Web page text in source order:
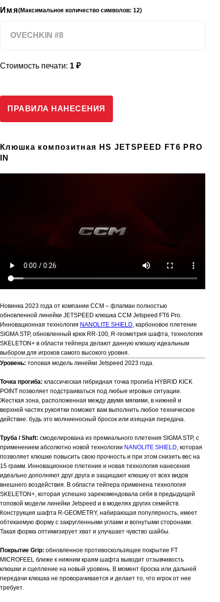
Имя(Максимальное количество символов: 12)
Стоимость печати: 1 ₽
ПРАВИЛА НАНЕСЕНИЯ
Клюшка композитная HS JETSPEED FT6 PRO
IN
Новинка 2023 года от компании CCM – флагман полностью
обновленной линейки JETSPEED клюшка CCM Jetspeed FT6 Pro.
Инновационная технология NANOLITE SHIELD, карбоновое плетение
SIGMA STP, обновленный крюк RR-100, R-геометрия шафта, технология
SKELETON+ в области тейпера делают данную клюшку идеальным
выбором для игроков самого высокого уровня.
Уровень: топовая модель линейки Jetspeed 2023 года.
Точка прогиба: классическая гибридная точка прогиба HYBRID KICK
POINT позволяет подстраиваться под любые игровые ситуации.
Жесткая зона, расположенная между двумя мягкими, в нижней и
верхней частях рукоятки поможет вам выполнить любое техническое
действие: будь это молниеносный бросок или изящная передача.
Труба / Shaft: смоделирована из премиального плетения SIGMA STP, с
применением абсолютно новой технологии NANOLITE SHIELD, которая
позволяет клюшке повысить свою прочность и при этом снизить вес на
15 грамм. Инновационное плетение и новая технология нанесения
идеально дополняют друг друга и защищают клюшку от всех видов
внешнего воздействия. В области тейпера применена технология
SKELETON+, которая успешно зарекомендовала себя в предыдущей
топовой модели линейки Jetspeed и в моделях других семейств.
Конструкция шафта R-GEOMETRY, набирающая популярность, имеет
обтекаемую форму с закругленными углами и вогнутыми сторонами.
Такая форма оптимизирует хват и улучшает чувство шайбы.
Покрытие Grip: обновленное противоскользящее покрытие FT
MICROFEEL ближе к нижним краям шафта выводит отзывчивость
клюшки и сцепление на новый уровень. В момент броска или дальней
передачи клюшка не проворачивается и делает то, что игрок от нее
требует.